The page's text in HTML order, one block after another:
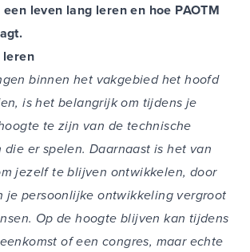
leven lang leren en hoe PAOTM
leren
binnen het vakgebied het hoofd
is het belangrijk om tijdens je
te zijn van de technische
er spelen. Daarnaast is het van
jezelf te blijven ontwikkelen, door
je persoonlijke ontwikkeling vergroot
Op de hoogte blijven kan tijdens
of een congres, maar echte